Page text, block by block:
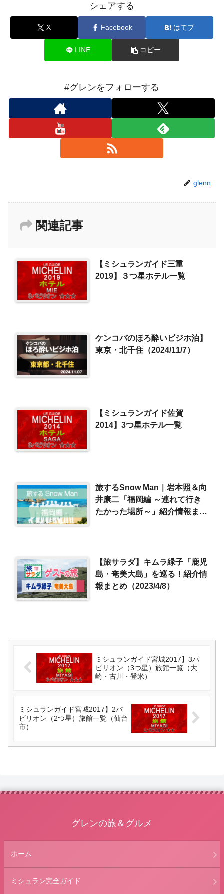
シェアする
X Facebook はてブ
LINE コピー
#グレンをフォローする
glenn
関連記事
【ミシュランガイド三重
2019】３つ星ホテル一覧
ケンコバのほろ酔いビジホ泊】
東京・北千住（2024/11/7）
【ミシュランガイド佐賀
2014】3つ星ホテル一覧
旅するSnow Man｜岩本照＆向
井康二「福岡編 ～連れて行き
たかった場所～」紹介情報まと
【旅サラダ】キムラ緑子「鹿児
島・奄美大島」を巡る！紹介情
報まとめ（2023/4/8）
ミシュランガイド宮城2017】3パ
ビリオン（3つ星）旅館一覧（大
崎・古川・登米）
ミシュランガイド宮城2017】2パ
ビリオン（2つ星）旅館一覧（仙台
市）
グレンの旅＆グルメ
ホーム
ミシュラン完全ガイド